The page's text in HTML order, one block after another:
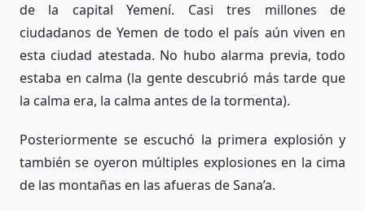
de la capital Yemení. Casi tres millones de
ciudadanos de Yemen de todo el país aún viven en
esta ciudad atestada. No hubo alarma previa, todo
estaba en calma (la gente descubrió más tarde que
la calma era, la calma antes de la tormenta).
Posteriormente se escuchó la primera explosión y
también se oyeron múltiples explosiones en la cima
de las montañas en las afueras de Sana’a.